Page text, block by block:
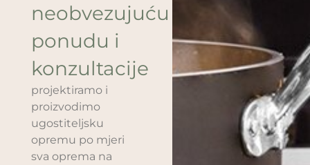
neobvezujuću
ponudu i
konzultacije
projektiramo i
proizvodimo
ugostiteljsku
opremu po mjeri
sva oprema na